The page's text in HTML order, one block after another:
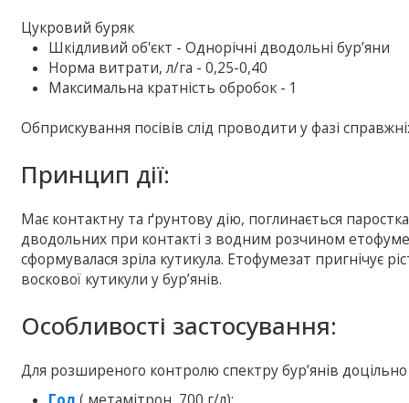
Цукровий буряк
Шкiдливий об'єкт - Однорічні дводольні бур’яни
Норма витрати, л/га - 0,25-0,40
Максимальна кратність обробок - 1
Обприскування посівів слід проводити у фазі
Принцип дії:
Має контактну та ґрунтову дію, поглинається
дводольних при контакті з водним розчином
сформувалася зріла кутикула. Етофумезат пригнічує
воскової кутикули у бур’янів.
Особливості застосування:
Для розширеного контролю спектру бур’янів